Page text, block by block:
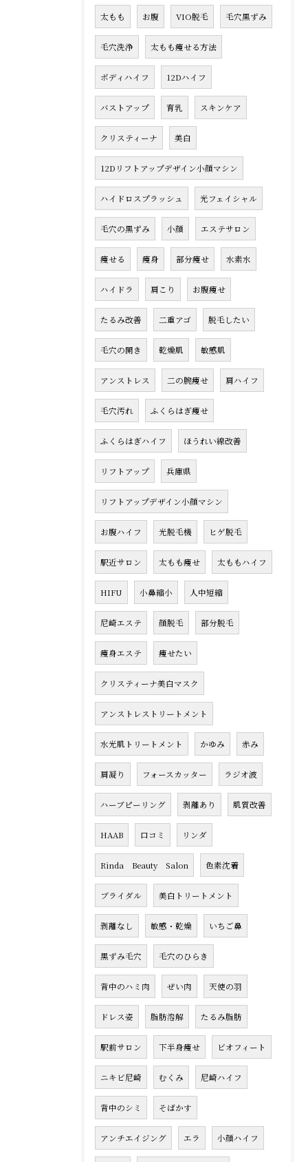
太もも お腹 VIO脱毛 毛穴黒ずみ
毛穴洗浄 太もも痩せる方法
ボディハイフ 12Dハイフ
バストアップ 育乳 スキンケア
クリスティーナ 美白
12Dリフトアップデザイン小顔マシン
ハイドロスプラッシュ 光フェイシャル
毛穴の黒ずみ 小顔 エステサロン
痩せる 痩身 部分痩せ 水素水
ハイドラ 肩こり お腹痩せ
たるみ改善 二重アゴ 脱毛したい
毛穴の開き 乾燥肌 敏感肌
アンストレス 二の腕痩せ 肩ハイフ
毛穴汚れ ふくらはぎ痩せ
ふくらはぎハイフ ほうれい線改善
リフトアップ 兵庫県
リフトアップデザイン小顔マシン
お腹ハイフ 光脱毛機 ヒゲ脱毛
駅近サロン 太もも痩せ 太ももハイフ
HIFU 小鼻縮小 人中短縮
尼崎エステ 顔脱毛 部分脱毛
痩身エステ 痩せたい
クリスティーナ美白マスク
アンストレストリートメント
水光肌トリートメント かゆみ 赤み
肩凝り フォースカッター ラジオ波
ハーブピーリング 剥離あり 肌質改善
HAAB 口コミ リンダ
Rinda Beauty Salon 色素沈着
ブライダル 美白トリートメント
剥離なし 敏感・乾燥 いちご鼻
黒ずみ毛穴 毛穴のひらき
背中のハミ肉 ぜい肉 天使の羽
ドレス姿 脂肪溶解 たるみ脂肪
駅前サロン 下半身痩せ ビオフィート
ニキビ尼崎 むくみ 尼崎ハイフ
背中のシミ そばかす
アンチエイジング エラ 小顔ハイフ